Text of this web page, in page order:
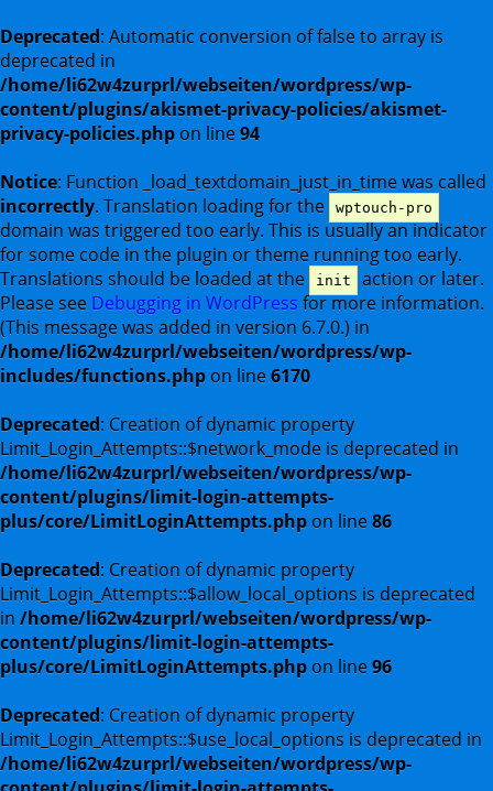
Deprecated: Automatic conversion of false to array is
deprecated in
/home/li62w4zurprl/webseiten/wordpress/wp-
content/plugins/akismet-privacy-policies/akismet-
privacy-policies.php on line94
Notice: Function _load_textdomain_just_in_time was called
incorrectly. Translation loading for the wptouch-pro
domain was triggered too early. This is usually an indicator
for some code in the plugin or theme running too early.
Translations should be loaded at the
init
action or later.
Please see Debugging in WordPress for more information.
(This message was added in version 6.7.0.) in
/home/li62w4zurprl/webseiten/wordpress/wp-
includes/functions.php on line6170
Deprecated: Creation of dynamic property
Limit_Login_Attempts::$network_mode is deprecated in
/home/li62w4zurprl/webseiten/wordpress/wp-
content/plugins/limit-login-attempts-
plus/core/LimitLoginAttempts.php on line86
Deprecated: Creation of dynamic property
Limit_Login_Attempts::$allow_local_options is deprecated
in /home/li62w4zurprl/webseiten/wordpress/wp-
content/plugins/limit-login-attempts-
plus/core/LimitLoginAttempts.php on line96
Deprecated: Creation of dynamic property
Limit_Login_Attempts::$use_local_options is deprecated in
/home/li62w4zurprl/webseiten/wordpress/wp-